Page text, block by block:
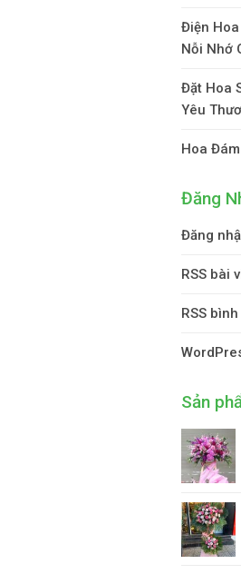
Điện Hoa
Nỗi Nhớ
Đặt Hoa
Yêu
Hoa
Đăng
Đăng
RSS bài
RSS
Sản